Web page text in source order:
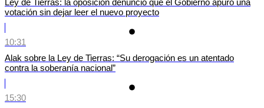
Ley de Tierras: la oposición denunció que el Gobierno apuró una
votación sin dejar leer el nuevo proyecto
10:31
Alak sobre la Ley de Tierras: “Su derogación es un atentado
contra la soberanía nacional”
15:30